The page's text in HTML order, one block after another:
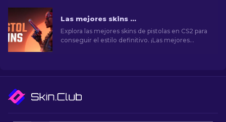
Las mejores skins de pistolas en CS2 [2026]
Explora las mejores skins de pistolas en CS2 para
conseguir el estilo definitivo. ¡Las mejores